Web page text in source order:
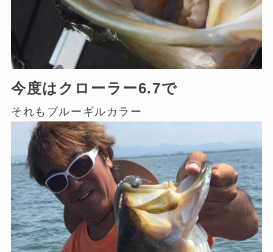
今度はクローラー6.7で
それもブルーギルカラー